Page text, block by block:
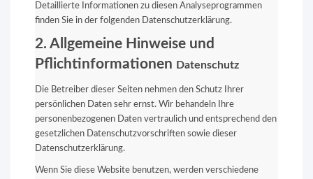
Detaillierte Informationen zu diesen Analyseprogrammen
finden Sie in der folgenden Datenschutzerklärung.
2. Allgemeine Hinweise und
Pflichtinformationen Datenschutz
Die Betreiber dieser Seiten nehmen den Schutz Ihrer
persönlichen Daten sehr ernst. Wir behandeln Ihre
personenbezogenen Daten vertraulich und entsprechend den
gesetzlichen Datenschutzvorschriften sowie dieser
Datenschutzerklärung.
Wenn Sie diese Website benutzen, werden verschiedene